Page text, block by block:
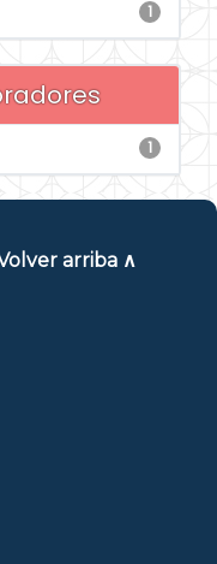
1
1
arriba ∧